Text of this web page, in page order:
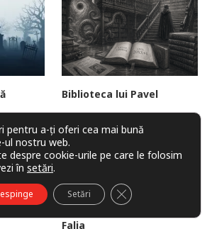
Biblioteca lui Pavel
Falia
pentru a-ți oferi cea mai bună
ul nostru web.
despre cookie-urile pe care le folosim
în setări.
Setări CLOSE GDPR